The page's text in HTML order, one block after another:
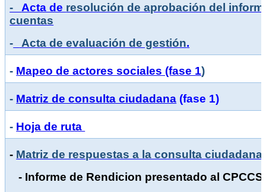
- Acta de resolución de aprobación del
cuentas
-
Acta de evaluación de gestión.
- Mapeo de actores sociales (fase 1)
- Matriz de consulta ciudadana (fase 1)
- Hoja de ruta
- Matriz de respuestas a la consulta ciudadana
- Informe de Rendicion presentado al CPCCS